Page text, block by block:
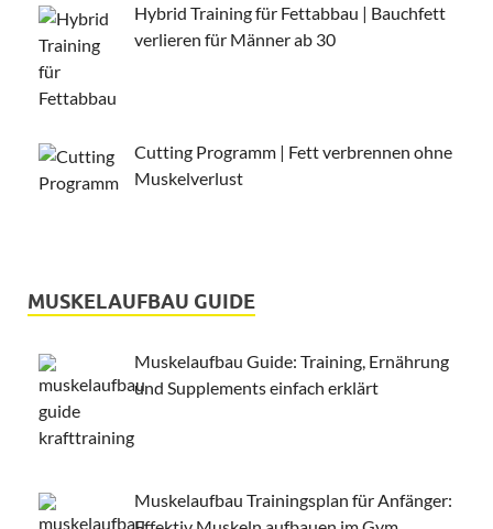
Hybrid Training für Fettabbau | Bauchfett
verlieren für Männer ab 30
Cutting Programm | Fett verbrennen ohne
Muskelverlust
MUSKELAUFBAU GUIDE
Muskelaufbau Guide: Training, Ernährung
und Supplements einfach erklärt
Muskelaufbau Trainingsplan für Anfänger: